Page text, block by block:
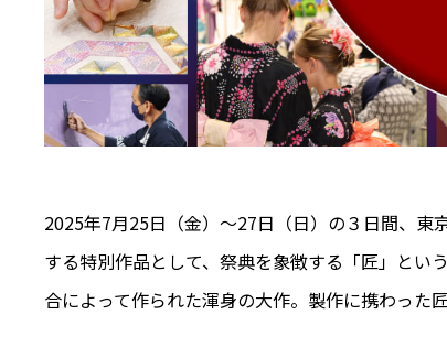
2025年7月25日（金）〜27日（日）の３日間、
する特別作品として、祭典を象徴する「匠」とい
合によって作られた渾身の大作。製作に携わった